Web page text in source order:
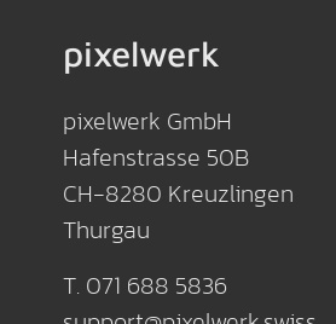
pixelwerk
pixelwerk GmbH
Hafenstrasse 50B
CH-8280 Kreuzlingen
Thurgau
T. 071 688 5836